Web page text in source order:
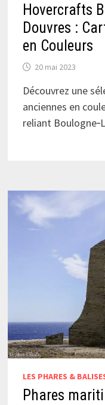
Hovercrafts
Douvres :
en Couleurs
20 mai 2023
Découvrez une
anciennes en
reliant
LES PHARES &
Phares